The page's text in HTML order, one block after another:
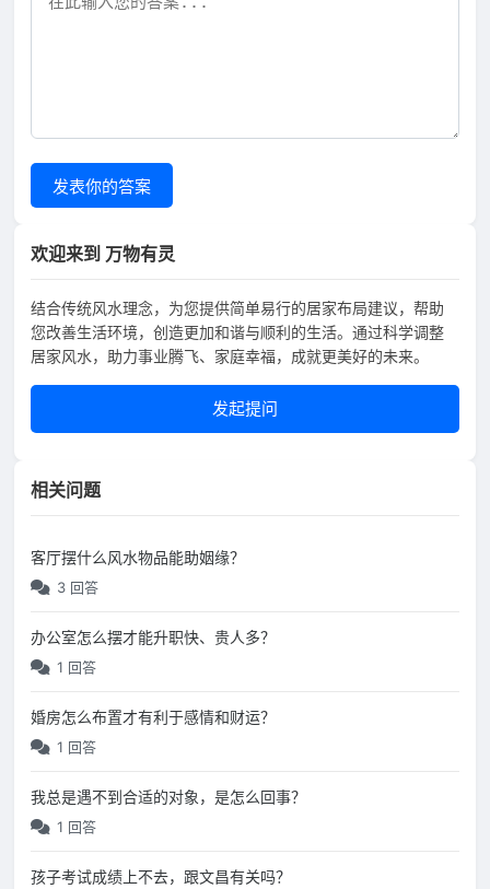
发表你的答案
欢迎来到 万物有灵
结合传统风水理念，为您提供简单易行的居家布局建议，帮助
您改善生活环境，创造更加和谐与顺利的生活。通过科学调整
居家风水，助力事业腾飞、家庭幸福，成就更美好的未来。
发起提问
相关问题
客厅摆什么风水物品能助姻缘？
3 回答
办公室怎么摆才能升职快、贵人多？
1 回答
婚房怎么布置才有利于感情和财运？
1 回答
我总是遇不到合适的对象，是怎么回事？
1 回答
孩子考试成绩上不去，跟文昌有关吗？